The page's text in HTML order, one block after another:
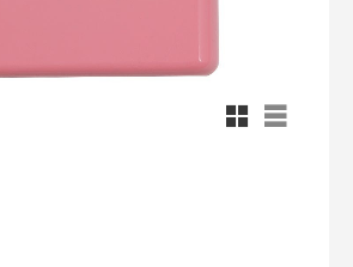
Rutnätsvy
Listvy